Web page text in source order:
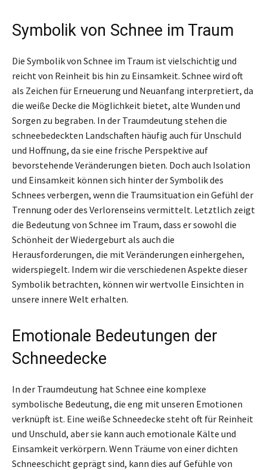
Symbolik von Schnee im Traum
Die Symbolik von Schnee im Traum ist vielschichtig und
reicht von Reinheit bis hin zu Einsamkeit. Schnee wird oft
als Zeichen für Erneuerung und Neuanfang interpretiert, da
die weiße Decke die Möglichkeit bietet, alte Wunden und
Sorgen zu begraben. In der Traumdeutung stehen die
schneebedeckten Landschaften häufig auch für Unschuld
und Hoffnung, da sie eine frische Perspektive auf
bevorstehende Veränderungen bieten. Doch auch Isolation
und Einsamkeit können sich hinter der Symbolik des
Schnees verbergen, wenn die Traumsituation ein Gefühl der
Trennung oder des Verlorenseins vermittelt. Letztlich zeigt
die Bedeutung von Schnee im Traum, dass er sowohl die
Schönheit der Wiedergeburt als auch die
Herausforderungen, die mit Veränderungen einhergehen,
widerspiegelt. Indem wir die verschiedenen Aspekte dieser
Symbolik betrachten, können wir wertvolle Einsichten in
unsere innere Welt erhalten.
Emotionale Bedeutungen der
Schneedecke
In der Traumdeutung hat Schnee eine komplexe
symbolische Bedeutung, die eng mit unseren Emotionen
verknüpft ist. Eine weiße Schneedecke steht oft für Reinheit
und Unschuld, aber sie kann auch emotionale Kälte und
Einsamkeit verkörpern. Wenn Träume von einer dichten
Schneeschicht geprägt sind, kann dies auf Gefühle von